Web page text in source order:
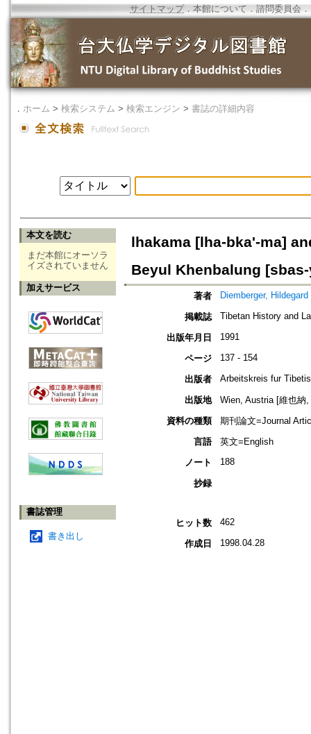
サイトマップ．本館について ． 諮問委員会 ．
． ホーム > 検索システム > 検索エンジン > 書誌の詳細内容
本文を読む
まだ本館にオーソラ
イズされていません
加えサービス
書誌管理
書き出し
lhakama [lha-bka'-ma]
Beyul Khenbalung
著者 Diemberger, Hildegard
掲載誌 Tibetan History and
出版年月日 1991
ページ 137 - 154
出版者 Arbeitskreis fur
出版地
Wien, Austria [維也納
資料の種類
期刊論文=Journal
言語
英文=English
ノート
188
抄録
ヒット数 462
作成日 1998.04.28